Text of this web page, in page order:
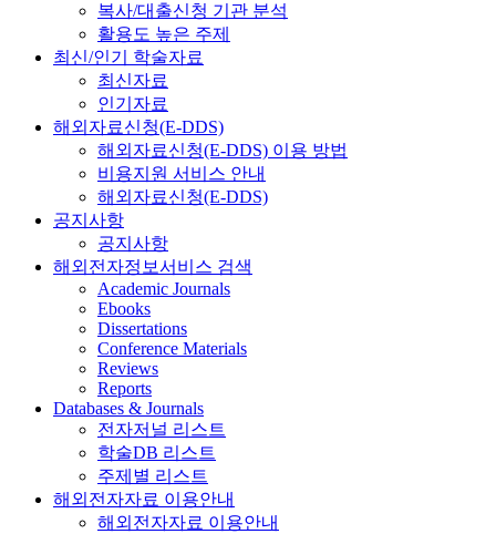
복사/대출신청 기관 분석
활용도 높은 주제
최신/인기 학술자료
최신자료
인기자료
해외자료신청(E-DDS)
해외자료신청(E-DDS) 이용 방법
비용지원 서비스 안내
해외자료신청(E-DDS)
공지사항
공지사항
해외전자정보서비스 검색
Academic Journals
Ebooks
Dissertations
Conference Materials
Reviews
Reports
Databases & Journals
전자저널 리스트
학술DB 리스트
주제별 리스트
해외전자자료 이용안내
해외전자자료 이용안내